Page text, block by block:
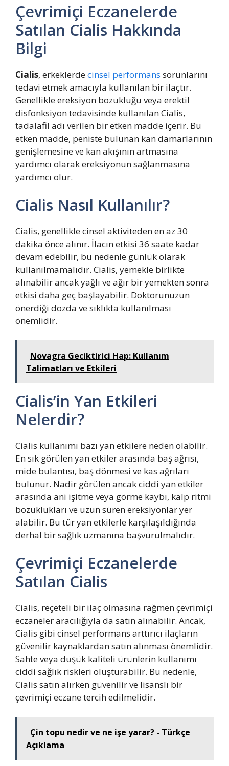
Çevrimiçi Eczanelerde
Satılan Cialis Hakkında
Bilgi
Cialis, erkeklerdecinsel performans sorunlarını
tedavi etmek amacıyla kullanılan bir ilaçtır.
Genellikle ereksiyon bozukluğu veya erektil
disfonksiyon tedavisinde kullanılan Cialis,
tadalafil adı verilen bir etken madde içerir. Bu
etken madde, peniste bulunan kan damarlarının
genişlemesine ve kan akışının artmasına
yardımcı olarak ereksiyonun sağlanmasına
yardımcı olur.
Cialis Nasıl Kullanılır?
Cialis, genellikle cinsel aktiviteden en az 30
dakika önce alınır. İlacın etkisi 36 saate kadar
devam edebilir, bu nedenle günlük olarak
kullanılmamalıdır. Cialis, yemekle birlikte
alınabilir ancak yağlı ve ağır bir yemekten sonra
etkisi daha geç başlayabilir. Doktorunuzun
önerdiği dozda ve sıklıkta kullanılması
önemlidir.
Novagra Geciktirici Hap: Kullanım
Talimatları ve Etkileri
Cialis’in Yan Etkileri
Nelerdir?
Cialis kullanımı bazı yan etkilere neden olabilir.
En sık görülen yan etkiler arasında baş ağrısı,
mide bulantısı, baş dönmesi ve kas ağrıları
bulunur. Nadir görülen ancak ciddi yan etkiler
arasında ani işitme veya görme kaybı, kalp ritmi
bozuklukları ve uzun süren ereksiyonlar yer
alabilir. Bu tür yan etkilerle karşılaşıldığında
derhal bir sağlık uzmanına başvurulmalıdır.
Çevrimiçi Eczanelerde
Satılan Cialis
Cialis, reçeteli bir ilaç olmasına rağmen çevrimiçi
eczaneler aracılığıyla da satın alınabilir. Ancak,
Cialis gibi cinsel performans arttırıcı ilaçların
güvenilir kaynaklardan satın alınması önemlidir.
Sahte veya düşük kaliteli ürünlerin kullanımı
ciddi sağlık riskleri oluşturabilir. Bu nedenle,
Cialis satın alırken güvenilir ve lisanslı bir
çevrimiçi eczane tercih edilmelidir.
Çin topu nedir ve ne işe yarar? - Türkçe
Açıklama